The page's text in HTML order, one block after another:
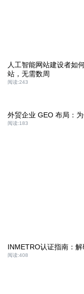
人工智能网站建设者如
站，无需数周
阅读:243
外贸企业 GEO 布局：
阅读:183
INMETRO认证指南：解
阅读:408